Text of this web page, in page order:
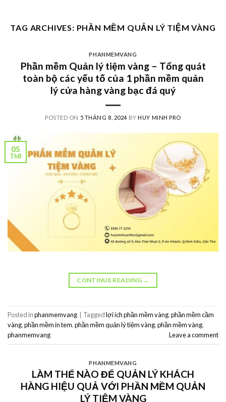
content
TAG ARCHIVES: PHẦN MỀM QUẢN LÝ TIỆM VÀNG
PHANMEMVANG
Phần mềm Quản lý tiệm vàng – Tổng quát
toàn bộ các yếu tố của 1 phần mềm quản
lý cửa hàng vàng bạc đá quý
POSTED ON 5 THÁNG 8, 2024 BYHUY MINH PRO
05
Th8
CONTINUE READING →
Posted inphanmemvang Taggedlợi ích phần mềm vàng,phần mềm cầm
vàng,phần mềm in tem,phần mềm quản lý tiệm vàng,phần mềm vàng,
phanmemvang
Leave a comment
PHANMEMVANG
LÀM THẾ NÀO ĐỂ QUẢN LÝ KHÁCH
HÀNG HIỆU QUẢ VỚI PHẦN MỀM QUẢN
LÝ TIỆM VÀNG